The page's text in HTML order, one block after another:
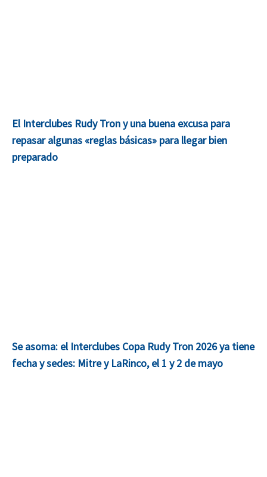
El Interclubes Rudy Tron y una buena excusa para
repasar algunas «reglas básicas» para llegar bien
preparado
Se asoma: el Interclubes Copa Rudy Tron 2026 ya tiene
fecha y sedes: Mitre y LaRinco, el 1 y 2 de mayo